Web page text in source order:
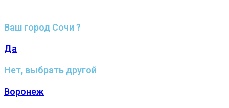
Ваш город Сочи ?
Да
Нет, выбрать другой
Воронеж